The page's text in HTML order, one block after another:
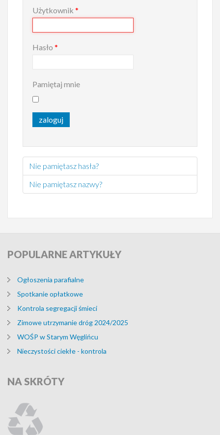
Użytkownik *
Hasło *
Pamiętaj mnie
zaloguj
Nie pamiętasz hasła?
Nie pamiętasz nazwy?
POPULARNEARTYKUŁY
Ogłoszenia parafialne
Spotkanie opłatkowe
Kontrola segregacji śmieci
Zimowe utrzymanie dróg 2024/2025
WOŚP w Starym Węglińcu
Nieczystości ciekłe - kontrola
NA SKRÓTY